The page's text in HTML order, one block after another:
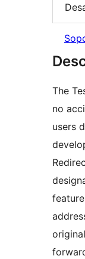
The
no
users